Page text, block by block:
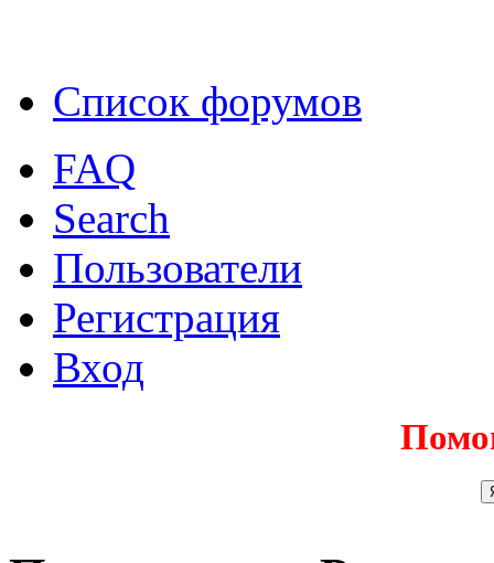
Список форумов
FAQ
Search
Пользователи
Регистрация
Вход